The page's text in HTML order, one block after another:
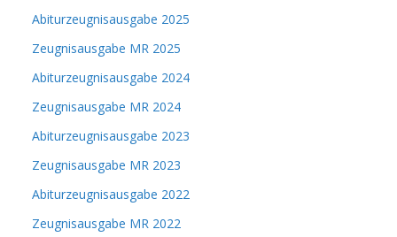
Abiturzeugnisausgabe 2025
Zeugnisausgabe MR 2025
Abiturzeugnisausgabe 2024
Zeugnisausgabe MR 2024
Abiturzeugnisausgabe 2023
Zeugnisausgabe MR 2023
Abiturzeugnisausgabe 2022
Zeugnisausgabe MR 2022